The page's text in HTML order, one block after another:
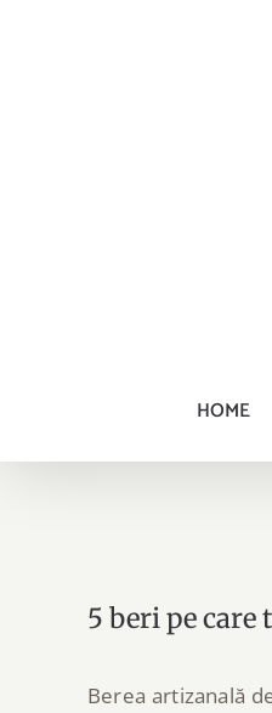
HOME
5 beri pe care
Berea artizanală